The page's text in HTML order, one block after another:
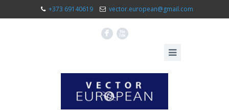
+373 69140619 vector.european@gmail.com
F X